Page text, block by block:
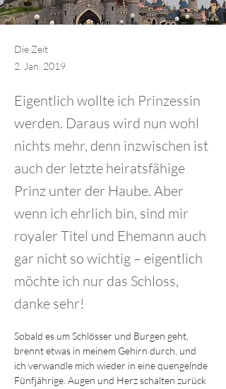
Die Zeit
2. Jan. 2019
Eigentlich wollte ich Prinzessin
werden. Daraus wird nun wohl
nichts mehr, denn inzwischen ist
auch der letzte heiratsfähige
Prinz unter der Haube. Aber
wenn ich ehrlich bin, sind mir
royaler Titel und Ehemann auch
gar nicht so wichtig – eigentlich
möchte ich nur das Schloss,
danke sehr!
Sobald es um Schlösser und Burgen geht,
brennt etwas in meinem Gehirn durch, und
ich verwandle mich wieder in eine quengelnde
Fünfjährige. Augen und Herz schalten zurück